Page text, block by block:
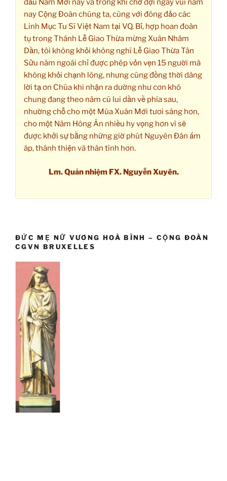
đầu Năm Mới này và trong khi chờ đợi ngày vui năm
nay Cộng Đoàn chúng ta, cùng với đông đảo các
Linh Mục Tu Sĩ Việt Nam tại VQ. Bỉ, hợp hoan đoàn
tụ trong Thánh Lễ Giao Thừa mừng Xuân Nhâm
Dần, tôi không khỏi không nghĩ Lễ Giao Thừa Tân
Sửu năm ngoái chỉ được phép vỏn vẹn 15 người mà
không khỏi chạnh lòng, nhưng cũng đồng thời dâng
lời tạ ơn Chúa khi nhận ra dường như cơn khó
chung đang theo năm cũ lui dần về phía sau,
nhường chỗ cho một Mùa Xuân Mới tươi sáng hơn,
cho một Năm Hông Ân nhiều hy vọng hơn vì sẽ
được khởi sự bằng những giờ phút Nguyên Đán ấm
áp, thánh thiện và thân tình hơn.
Lm. Quản nhiệm FX. Nguyễn Xuyên.
ĐỨC MẸ NỮ VƯƠNG HOÀ BÌNH – CỘNG ĐOÀN
CGVN BRUXELLES